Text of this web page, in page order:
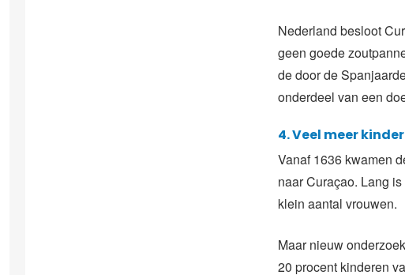
Nederland besloot
geen goede
de door de
onderdeel van een
4. Veel meer
Vanaf 1636 kwamen
naar Curaçao. Lang
klein aantal vrouwen.
Maar nieuw
20 procent kinderen